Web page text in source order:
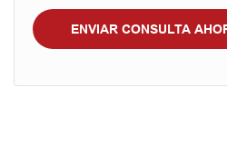
ENVIAR CONSULTA